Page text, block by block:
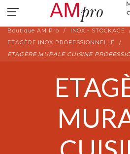
Boutique AM Pro
INOX - STOCKAGE
ETAGÈRE INOX PROFESSIONNELLE
ETAGÈRE MURALE CUISINE